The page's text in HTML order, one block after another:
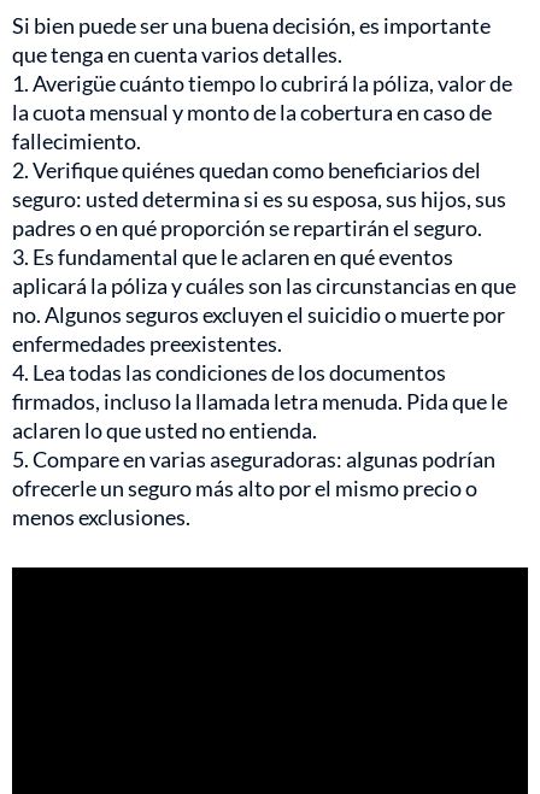
Si bien puede ser una buena decisión, es importante
que tenga en cuenta varios detalles.
1. Averigüe cuánto tiempo lo cubrirá la póliza, valor de
la cuota mensual y monto de la cobertura en caso de
fallecimiento.
2. Verifique quiénes quedan como beneficiarios del
seguro: usted determina si es su esposa, sus hijos, sus
padres o en qué proporción se repartirán el seguro.
3. Es fundamental que le aclaren en qué eventos
aplicará la póliza y cuáles son las circunstancias en que
no. Algunos seguros excluyen el suicidio o muerte por
enfermedades preexistentes.
4. Lea todas las condiciones de los documentos
firmados, incluso la llamada letra menuda. Pida que le
aclaren lo que usted no entienda.
5. Compare en varias aseguradoras: algunas podrían
ofrecerle un seguro más alto por el mismo precio o
menos exclusiones.